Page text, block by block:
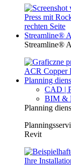
Streamline®
Streamline®
Planning
CAD |
BIM &
Planning
Revit